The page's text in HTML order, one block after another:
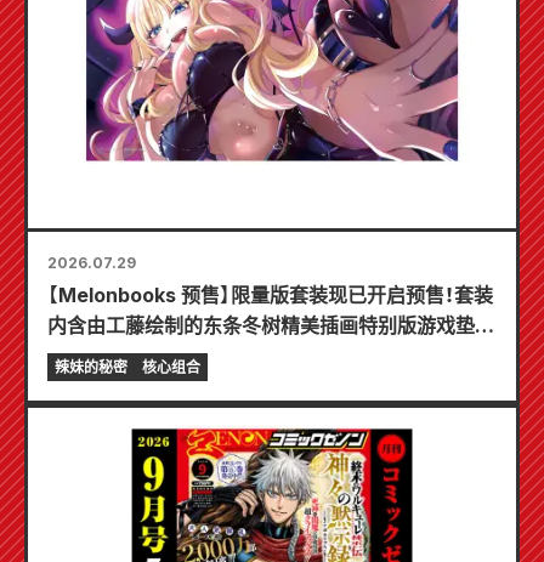
2026.07.29
【Melonbooks 预售】限量版套装现已开启预售！套装
内含由工藤绘制的东条冬树精美插画特别版游戏垫！
《辣妹新娘的秘密》最新第6卷将于10月20日发售！
辣妹的秘密 核心组合